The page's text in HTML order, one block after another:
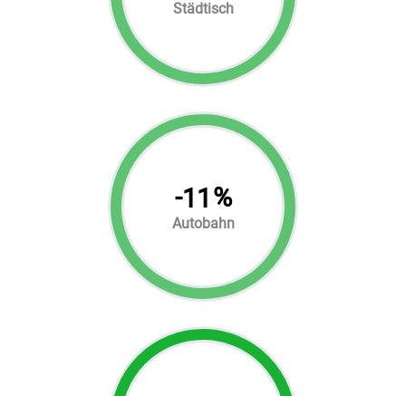
Städtisch
-11 %
Autobahn